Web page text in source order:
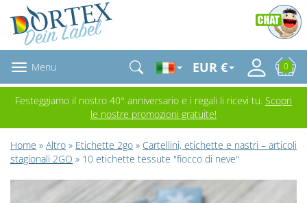
Menu EUR € 0
Festeggiamo il nostro 40° anniversario e i regali li ricevi tu. Scopri
le nostre promozioni gratuite!
Home » Altro » Etichette 2go » Cartellini, etichette e nastri – articoli
stagionali 2GO » 10 etichette tessute "fiocco di neve"